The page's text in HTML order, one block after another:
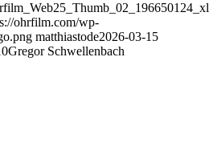
ohrfilm.com/wp-
matthiastode2026-03-15
Gregor Schwellenbach